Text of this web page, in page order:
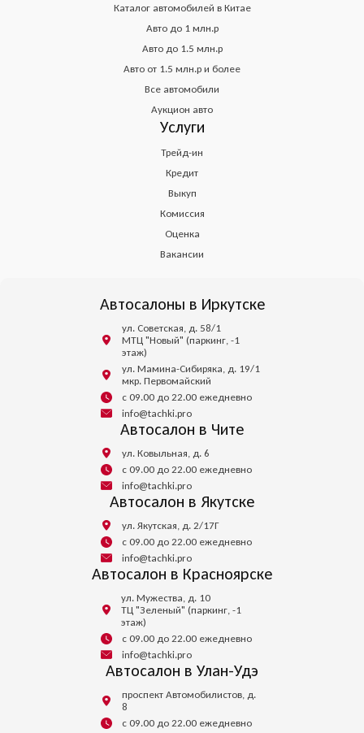
Каталог автомобилей в Китае
Авто до 1 млн.р
Авто до 1.5 млн.р
Авто от 1.5 млн.р и более
Все автомобили
Аукцион авто
Услуги
Трейд-ин
Кредит
Выкуп
Комиссия
Оценка
Вакансии
Автосалоны в Иркутске
ул. Советская, д. 58/1
МТЦ "Новый" (паркинг, -1
этаж)
ул. Мамина-Сибиряка, д. 19/1
мкр. Первомайский
с 09.00 до 22.00 ежедневно
info@tachki.pro
Автосалон в Чите
ул. Ковыльная, д. 6
с 09.00 до 22.00 ежедневно
info@tachki.pro
Автосалон в Якутске
ул. Якутская, д. 2/17Г
с 09.00 до 22.00 ежедневно
info@tachki.pro
Автосалон в Красноярске
ул. Мужества, д. 10
ТЦ "Зеленый" (паркинг, -1
этаж)
с 09.00 до 22.00 ежедневно
info@tachki.pro
Автосалон в Улан-Удэ
проспект Автомобилистов, д.
8
с 09.00 до 22.00 ежедневно